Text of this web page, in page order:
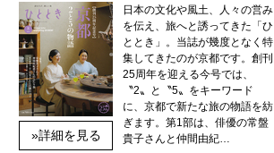
»詳細を見る
日本の文化や風土、人々の営み
を伝え、旅へと誘ってきた「ひ
ととき」。当誌が幾度となく特
集してきたのが京都です。創刊
25周年を迎える今号では、
〝2〟と〝5〟をキーワード
に、京都で新たな旅の物語を紡
ぎます。第1部は、俳優の常盤
貴子さんと仲間由紀…